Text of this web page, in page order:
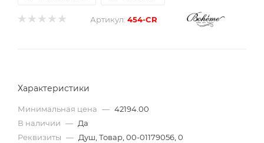
Артикул: 454-CR
Характеристики
Минимальная цена — 42194.00
В наличии — Да
Реквизиты — Душ, Товар, 00-01179056, 0